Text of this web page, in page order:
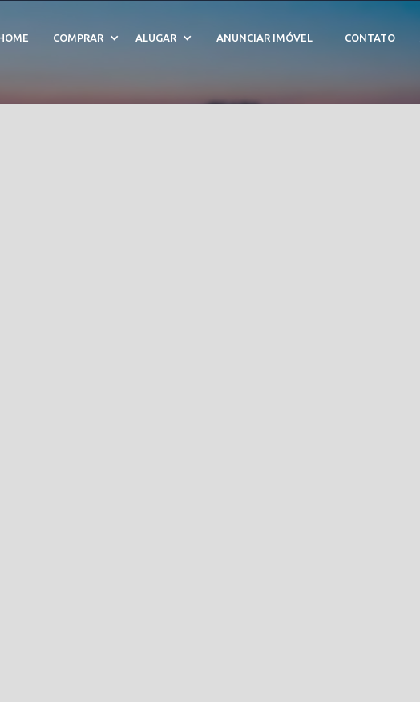
COMPRAR ALUGAR ANUNCIAR IMÓVEL CONTATO
Bibi - Cód. 208316